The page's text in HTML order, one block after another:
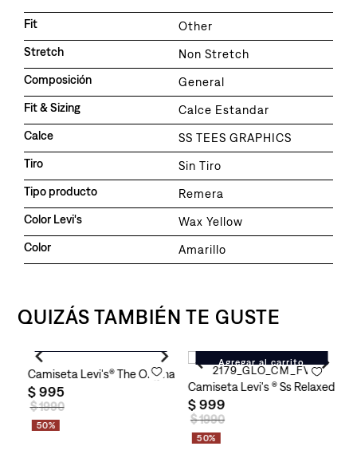
Fit
Other
Stretch
Non Stretch
Composición
General
Fit & Sizing
Calce Estandar
Calce
SS TEES GRAPHICS
Tiro
Sin Tiro
Tipo producto
Remera
Color Levi's
Wax Yellow
Color
Amarillo
QUIZÁS TAMBIÉN TE GUSTE
Camiseta Levi's® The Original Tee para Hombre
$ 995
$1990
50%
Agregar al carrito
Camiseta Levi's ® Ss Relaxed Fit
$999
$1990
50%